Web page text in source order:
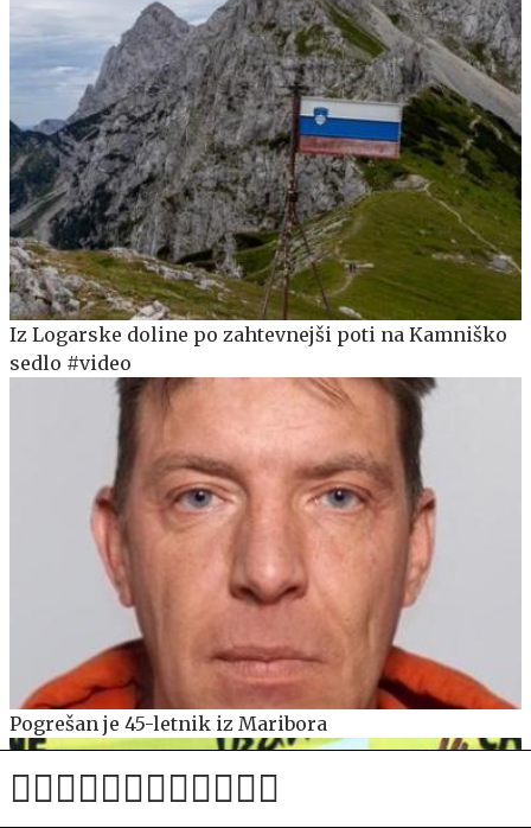
Iz Logarske doline po zahtevnejši poti na Kamniško
sedlo #video
Pogrešan je 45-letnik iz Maribora